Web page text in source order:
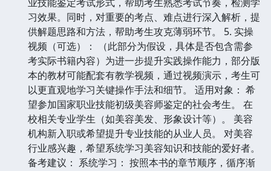
习效果。同时，对重要的考点、难点进行深入解析，提
供解题思路和方法，帮助考生攻克薄弱环节。 5. 实操
视频（可选）： （此部分为假设，具体是否包含需参
考实际书籍内容）为进一步提升实践操作能力，部分版
本的教材可能配套有教学视频，通过视频演示，考生可
以更直观地学习关键操作手法和细节。 适用对象： 希
望参加国家职业技能初级美容师鉴定的社会考生。 在
校相关专业学生（如美容美发、形象设计等）。 美容
机构新入职或希望提升专业技能的从业人员。 对美容
行业感兴趣，希望系统学习美容知识和技能的爱好者。
备考建议： 系统学习： 按照本书的章节顺序，循序渐